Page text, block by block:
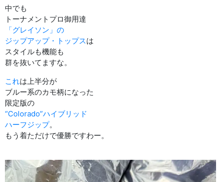
中でも
トーナメントプロ御用達
「グレイソン」の
ジップアップ・トップスは
スタイルも機能も
群を抜いてますな。
これは上半分が
ブルー系のカモ柄になった
限定版の
“Colorado”ハイブリッド
ハーフジップ。
もう着ただけで優勝ですわー。